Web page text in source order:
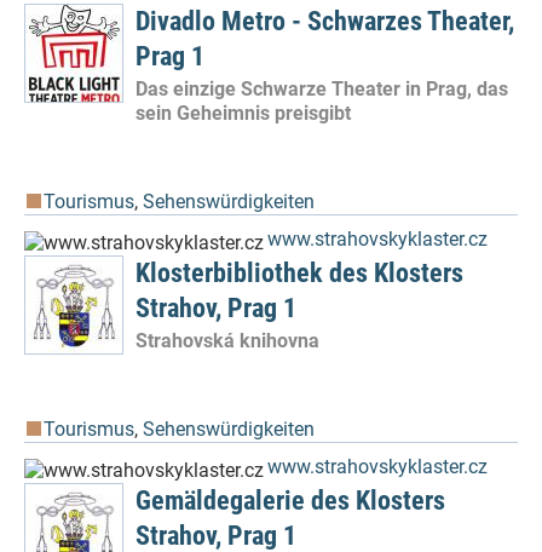
Divadlo Metro - Schwarzes Theater,
Prag 1
Das einzige Schwarze Theater in Prag, das
sein Geheimnis preisgibt
Tourismus, Sehenswürdigkeiten
www.strahovskyklaster.cz
Klosterbibliothek des Klosters
Strahov, Prag 1
Strahovská knihovna
Tourismus, Sehenswürdigkeiten
www.strahovskyklaster.cz
Gemäldegalerie des Klosters
Strahov, Prag 1